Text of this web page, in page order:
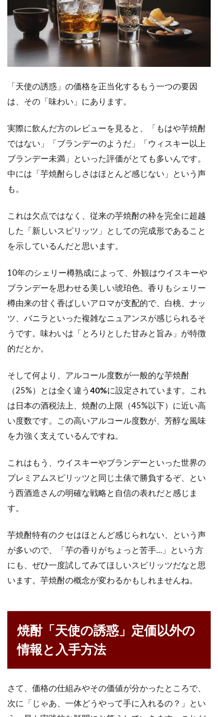
「天使の誘惑」の価格を正当化するもう一つの要因
は、その「味わい」にあります。
実際に飲んだ方のレビューを見ると、「もはや芋焼酎
ではない」「ブランデーのようだ」「ウィスキー以上
ブランデー未満」といった評価がとても多いんです。
中には「芋焼酎らしさはほとんど感じない」という声
も。
これは欠点ではなく、従来の芋焼酎の枠を完全に超越
した「新しいスピリッツ」としての完成形であること
を示しているんだと思います。
10年のシェリー樽熟成によって、外観はウイスキーや
ブランデーを思わせる美しい琥珀色。香りもシェリー
樽由来の甘く香ばしいアロマが支配的で、白桃、ナッ
ツ、バニラといった複雑なニュアンスが感じられるそ
うです。味わいは「とろりとした甘みと旨み」が特徴
的だとか。
そして何より、アルコール度数が一般的な芋焼酎
（25%）とは全く違う40%に設定されています。これ
は日本の酒税法上、焼酎の上限（45%以下）に近い高
い度数です。この高いアルコール度数が、芳醇な風味
を力強く支えているんですね。
これはもう、ウイスキーやブランデーといった世界の
プレミアムスピリッツと同じ土俵で勝負するぞ、とい
う西酒造さんの明確な戦略と自信の表れだと感じま
す。
芋焼酎特有のクセはほとんど感じられない、という声
が多いので、「芋の香りがちょっと苦手…」という方
にも、ぜひ一度試してみてほしいスピリッツだなと思
います。芋焼酎の概念が変わるかもしれませんね。
焼酎「天使の誘惑」定価以外の
情報と入手方法
さて、価格の仕組みやその価値が分かったところで、
次に「じゃあ、一体どうやって手に入れるの？」とい